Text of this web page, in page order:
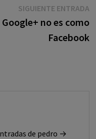
SIGUIENTE ENTRADA
Google+ no es como
Facebook
de pedro →